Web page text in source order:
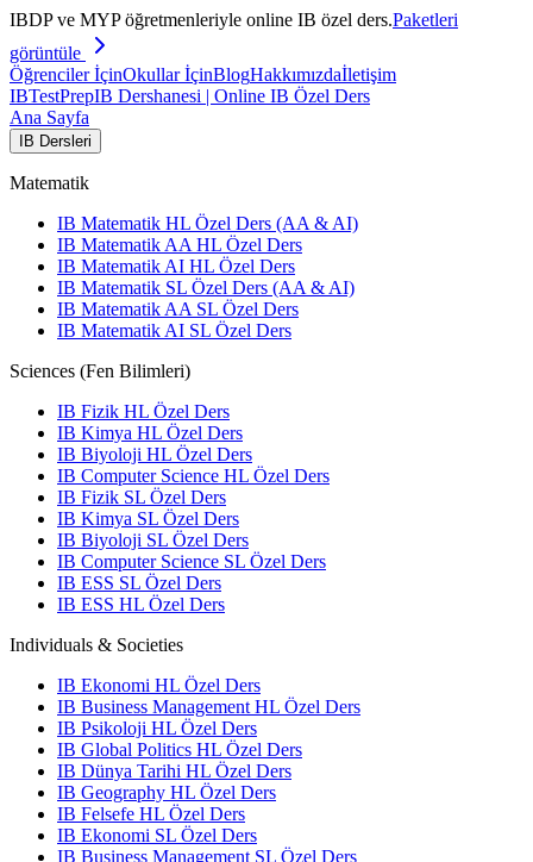
IBDP ve MYP öğretmenleriyle online IB özel ders.Paketleri
görüntüle
Öğrenciler İçinOkullar İçinBlogHakkımızdaİletişim
IBTestPrepIB Dershanesi | Online IB Özel Ders
Ana Sayfa
IB Dersleri
Matematik
IB Matematik HL Özel Ders (AA & AI)
IB Matematik AA HL Özel Ders
IB Matematik AI HL Özel Ders
IB Matematik SL Özel Ders (AA & AI)
IB Matematik AA SL Özel Ders
IB Matematik AI SL Özel Ders
Sciences (Fen Bilimleri)
IB Fizik HL Özel Ders
IB Kimya HL Özel Ders
IB Biyoloji HL Özel Ders
IB Computer Science HL Özel Ders
IB Fizik SL Özel Ders
IB Kimya SL Özel Ders
IB Biyoloji SL Özel Ders
IB Computer Science SL Özel Ders
IB ESS SL Özel Ders
IB ESS HL Özel Ders
Individuals & Societies
IB Ekonomi HL Özel Ders
IB Business Management HL Özel Ders
IB Psikoloji HL Özel Ders
IB Global Politics HL Özel Ders
IB Dünya Tarihi HL Özel Ders
IB Geography HL Özel Ders
IB Felsefe HL Özel Ders
IB Ekonomi SL Özel Ders
IB Business Management SL Özel Ders